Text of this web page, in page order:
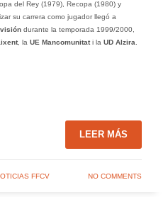
del Rey (1979), Recopa (1980) y
su carrera como jugador llegó a
durante la temporada 1999/2000,
, la UE Mancomunitati la UD Alzira
LEER MÁS
FFCV NO COMMENTS